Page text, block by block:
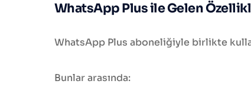
WhatsApp Plus ile Gelen
WhatsApp Plus aboneliğiyle birlikte
Bunlar arasında: